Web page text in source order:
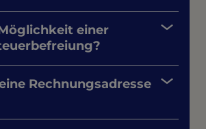
einer
Rechnungsadresse